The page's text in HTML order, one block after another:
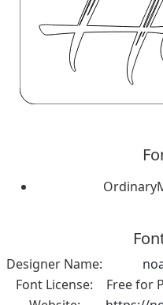
Designer Name:
Font License:
Free for